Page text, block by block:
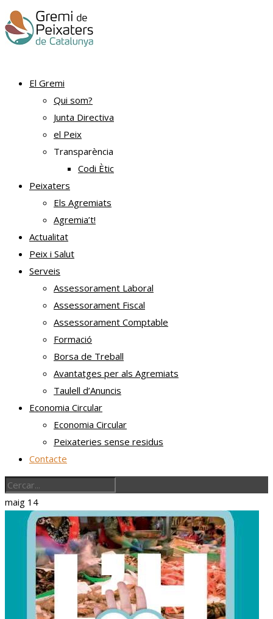
El Gremi
Qui som?
Junta Directiva
el Peix
Transparència
Codi Ètic
Peixaters
Els Agremiats
Agremia’t!
Actualitat
Peix i Salut
Serveis
Assessorament Laboral
Assessorament Fiscal
Assessorament Comptable
Formació
Borsa de Treball
Avantatges per als Agremiats
Taulell d’Anuncis
Economia Circular
Economia Circular
Peixateries sense residus
Contacte
maig 14